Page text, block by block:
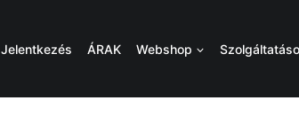
Jelentkezés ÁRAK Webshop